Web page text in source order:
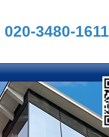
020-3480-1611